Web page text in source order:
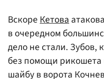
ВскореКетова
в очередном
дело не стали. Зубов,
без помощи
шайбу в ворота